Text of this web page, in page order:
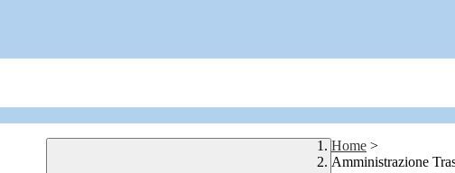
Home >
Amministrazione